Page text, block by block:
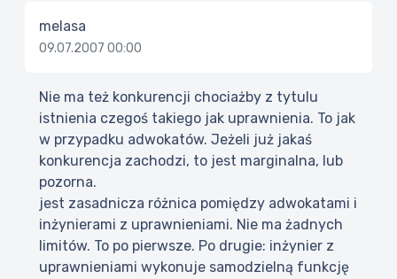
melasa
09.07.2007 00:00
Nie ma też konkurencji chociażby z tytulu
istnienia czegoś takiego jak uprawnienia. To jak
w przypadku adwokatów. Jeżeli już jakaś
konkurencja zachodzi, to jest marginalna, lub
pozorna.
jest zasadnicza różnica pomiędzy adwokatami i
inżynierami z uprawnieniami. Nie ma żadnych
limitów. To po pierwsze. Po drugie: inżynier z
uprawnieniami wykonuje samodzielną funkcję